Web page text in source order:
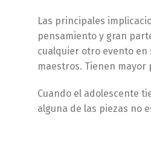
Las principales
pensamiento y gran
cualquier otro evento en
maestros. Tienen
Cuando el adolescente
alguna de las piezas no